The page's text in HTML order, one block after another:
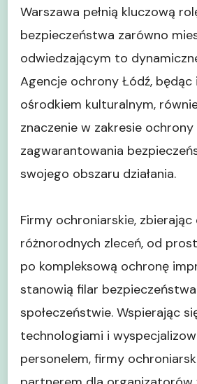
Warszawa pełnią kluczową
bezpieczeństwa zarówno
odwiedzającym to
Agencje ochrony Łódź,
ośrodkiem kulturalnym,
znaczenie w zakresie
zagwarantowania
swojego obszaru działania.
Firmy ochroniarskie,
różnorodnych zleceń, od
po kompleksową ochronę
stanowią filar
społeczeństwie. Wspierając
technologiami i
personelem, firmy